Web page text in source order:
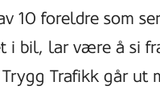
på
10 foreldre som
i bil, lar være å si
Trafikk går ut